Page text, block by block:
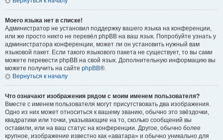
Моего языка нет в списке!
Администратор не установил поддержку вашего языка на конференции,
или же просто никто не перевёл phpBB на ваш язык. Попробуйте узнать у
администратора конференции, может ли он установить нужный вам
языковой пакет. Если такого языкового пакета не существует, то вы сами
можете перевести phpBB на свой язык. Дополнительную информацию вы
можете получить на сайте phpBB®.
Вернуться к началу
Что означают изображения рядом с моим именем пользователя?
Вместе с именем пользователя могут присутствовать два изображения.
Одно из них может относиться к вашему званию, обычно это звёздочки,
квадратики или точки, указывающие на то, сколько сообщений вы
оставили, или на ваш статус на конференции. Другое, обычно более
крупное, изображение известно как «аватара» и обычно уникально для